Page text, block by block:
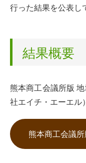
行った結果を公表し
結果概要
熊本商工会議所版
社エイチ・エーエル）
熊本商工会議